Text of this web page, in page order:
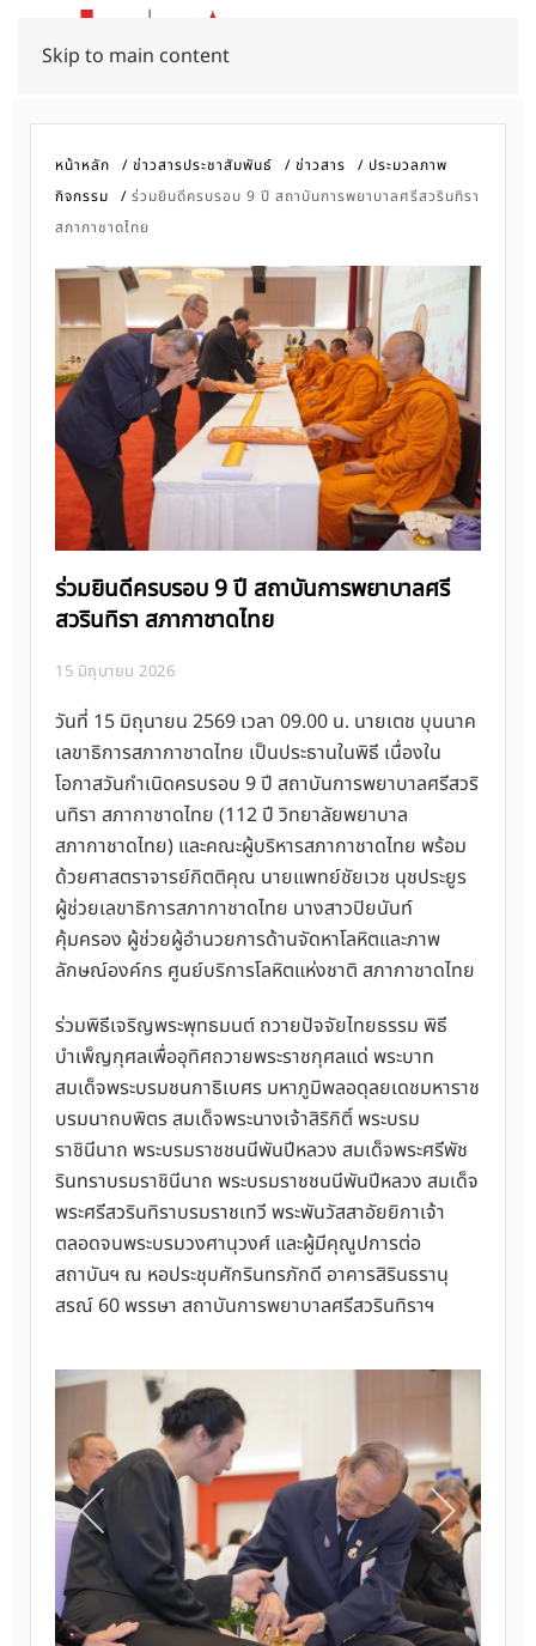
Skip to main content
หน้าหลัก ข่าวสารประชาสัมพันธ์ ข่าวสาร
ประมวลภาพ
กิจกรรม
ร่วมยินดีครบรอบ 9 ปี สถาบันการพยาบาลศรีสวรินทิรา
สภากาชาดไทย
ร่วมยินดีครบรอบ 9 ปี สถาบันการพยาบาลศรี
สวรินทิรา สภากาชาดไทย
15 มิถุนายน 2026
วันที่ 15 มิถุนายน 2569 เวลา 09.00 น. นายเตช บุนนาค
เลขาธิการสภากาชาดไทย เป็นประธานในพิธี เนื่องใน
โอกาสวันกำเนิดครบรอบ 9 ปี สถาบันการพยาบาลศรีสวริ
นทิรา สภากาชาดไทย (112 ปี วิทยาลัยพยาบาล
สภากาชาดไทย) และคณะผู้บริหารสภากาชาดไทย พร้อม
ด้วยศาสตราจารย์กิตติคุณ นายแพทย์ชัยเวช นุชประยูร
ผู้ช่วยเลขาธิการสภากาชาดไทย นางสาวปิยนันท์
คุ้มครอง ผู้ช่วยผู้อำนวยการด้านจัดหาโลหิตและภาพ
ลักษณ์องค์กร ศูนย์บริการโลหิตแห่งชาติ สภากาชาดไทย
ร่วมพิธีเจริญพระพุทธมนต์ ถวายปัจจัยไทยธรรม พิธี
บำเพ็ญกุศลเพื่ออุทิศถวายพระราชกุศลแด่ พระบาท
สมเด็จพระบรมชนกาธิเบศร มหาภูมิพลอดุลยเดชมหาราช
บรมนาถบพิตร สมเด็จพระนางเจ้าสิริกิติ์ พระบรม
ราชินีนาถ พระบรมราชชนนีพันปีหลวง สมเด็จพระศรีพัช
รินทราบรมราชินีนาถ พระบรมราชชนนีพันปีหลวง สมเด็จ
พระศรีสวรินทิราบรมราชเทวี พระพันวัสสาอัยยิกาเจ้า
ตลอดจนพระบรมวงศานุวงศ์ และผู้มีคุณูปการต่อ
สถาบันฯ ณ หอประชุมศักรินทรภักดี อาคารสิรินธรานุ
สรณ์ 60 พรรษา สถาบันการพยาบาลศรีสวรินทิราฯ